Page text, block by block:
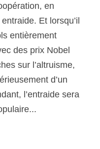
en
Et lorsqu’il
entièrement
des prix Nobel
sur l’altruisme,
d’un
l’entraide sera